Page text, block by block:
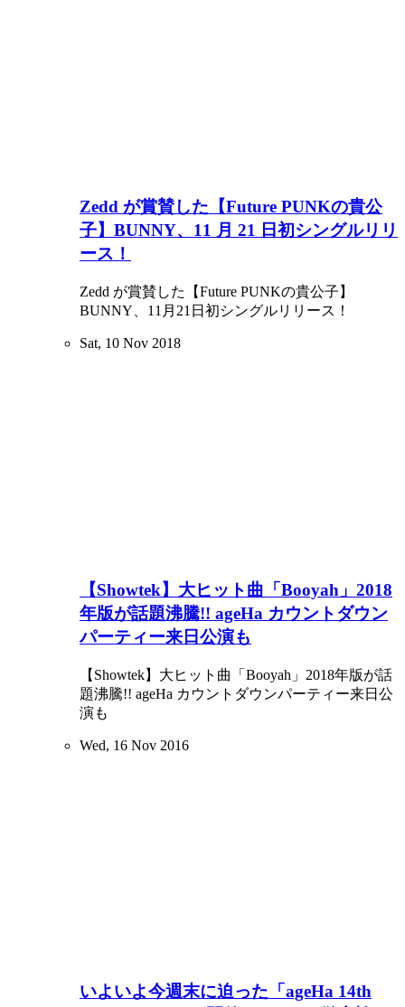
Zedd が賞賛した【Future PUNKの貴公
子】BUNNY、11 月 21 日初シングルリリ
ース！
Zedd が賞賛した【Future PUNKの貴公子】
BUNNY、11月21日初シングルリリース！
Sat, 10 Nov 2018
【Showtek】大ヒット曲「Booyah」2018
年版が話題沸騰!! ageHa カウントダウン
パーティー来日公演も
【Showtek】大ヒット曲「Booyah」2018年版が話
題沸騰!! ageHa カウントダウンパーティー来日公
演も
Wed, 16 Nov 2016
いよいよ今週末に迫った「ageHa 14th